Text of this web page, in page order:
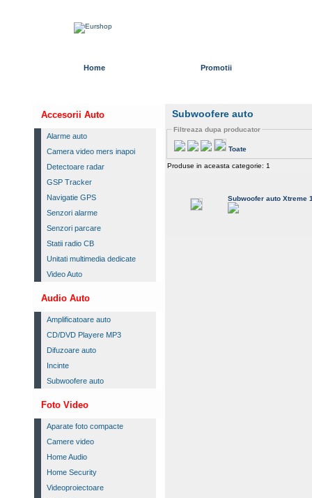
Home Promotii
Accesorii Auto
Alarme auto
Camera video mers inapoi
Detectoare radar
GSP Tracker
Navigatie GPS
Senzori alarme
Senzori parcare
Statii radio CB
Unitati multimedia dedicate
Video Auto
Audio Auto
Amplificatoare auto
CD/DVD Playere MP3
Difuzoare auto
Incinte
Subwoofere auto
Foto Video
Aparate foto compacte
Camere video
Home Audio
Home Security
Videoproiectoare
Subwoofere auto
Filtreaza dupa producator
Toate
Produse in aceasta categorie: 1
Subwoofer auto Xtreme